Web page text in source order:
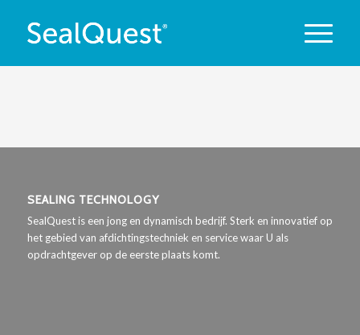
SEALING TECHNOLOGY
SealQuest is een jong en dynamisch bedrijf. Sterk en innovatief op
het gebied van afdichtingstechniek en service waar U als
opdrachtgever op de eerste plaats komt.